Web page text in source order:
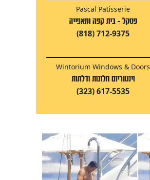
Pascal Patisserie
פסקל - בית קפה ומאפייה
(818) 712-9375
Wintorium Windows & Doors
וינטוריום חלונות ודלתות
(323) 617-5535